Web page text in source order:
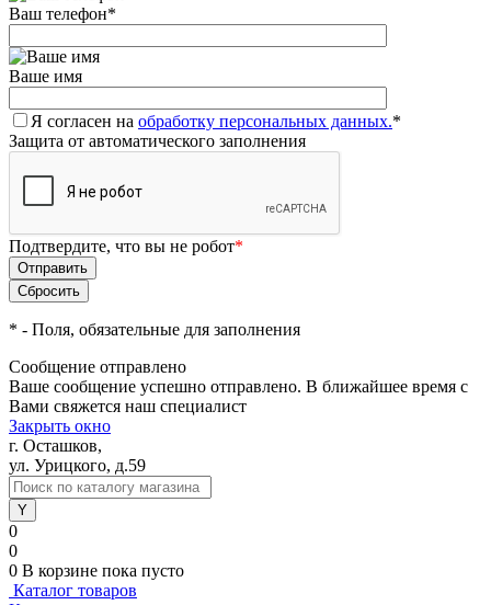
Ваш телефон*
Ваше имя
Я согласен на обработку персональных данных.*
Защита от автоматического заполнения
Подтвердите, что вы не робот*
* - Поля, обязательные для заполнения
Сообщение отправлено
Ваше сообщение успешно отправлено. В ближайшее время с
Вами свяжется наш специалист
Закрыть окно
г. Осташков,
ул. Урицкого, д.59
0
0
0 В корзине пока пусто
Каталог товаров